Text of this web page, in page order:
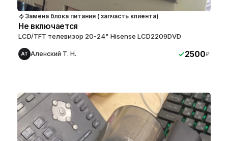
Замена блока питания ( запчасть клиента)
Не включается
LCD/TFT телевизор 20-24" Hisense LCD2209DVD
АТ Аленский Т. Н. 2500₽